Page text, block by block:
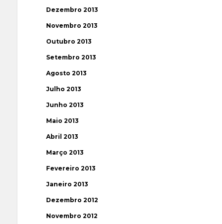
Dezembro 2013
Novembro 2013
Outubro 2013
Setembro 2013
Agosto 2013
Julho 2013
Junho 2013
Maio 2013
Abril 2013
Março 2013
Fevereiro 2013
Janeiro 2013
Dezembro 2012
Novembro 2012